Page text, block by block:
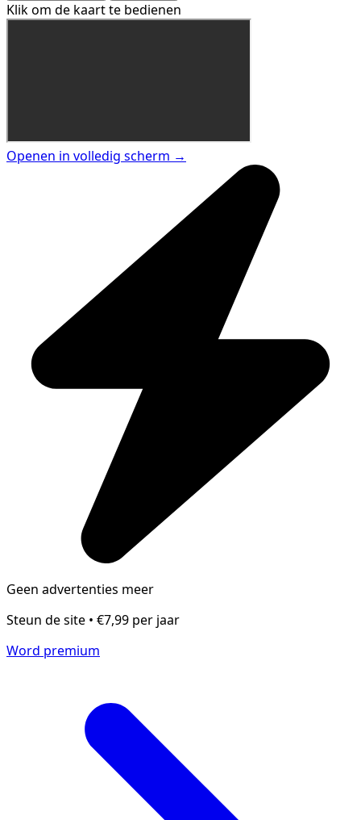
Klik om de kaart te bedienen
Openen in volledig scherm →
Geen advertenties meer
Steun de site • €7,99 per jaar
Word premium